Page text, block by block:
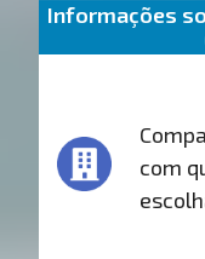
Informações
com